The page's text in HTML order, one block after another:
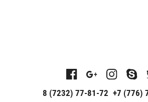
8 (7232) 77-81-72 +7 (776)